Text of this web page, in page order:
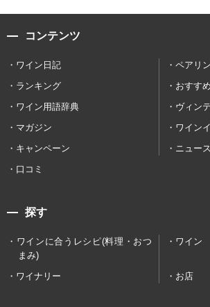
コンテンツ
ワイン日記
ペアリ
ランキング
おすす
ワイン用語辞典
ヴィン
マガジン
ワイン
キャンペーン
ニュース
口コミ
探す
ワインに合うレシピ(料理・おつ
まみ)
ワイン
ワイナリー お店